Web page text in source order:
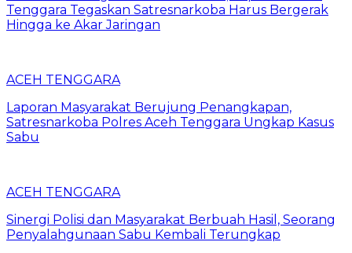
Tenggara Tegaskan Satresnarkoba Harus Bergerak
Hingga ke Akar Jaringan
ACEH TENGGARA
Laporan Masyarakat Berujung Penangkapan,
Satresnarkoba Polres Aceh Tenggara Ungkap Kasus
Sabu
ACEH TENGGARA
Sinergi Polisi dan Masyarakat Berbuah Hasil, Seorang
Penyalahgunaan Sabu Kembali Terungkap